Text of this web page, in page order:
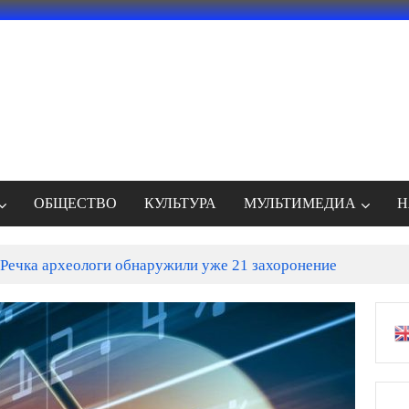
ОБЩЕСТВО КУЛЬТУРА МУЛЬТИМЕДИА
археологи обнаружили уже 21 захоронение